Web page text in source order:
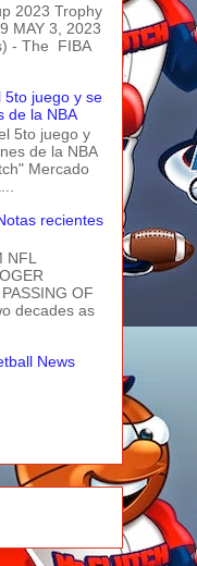
2023 Trophy
MAY 3, 2023
- The FIBA
5to juego y se
de la NBA
5to juego y
de la NBA
Mercado
recientes
NFL
OF
decades as
News